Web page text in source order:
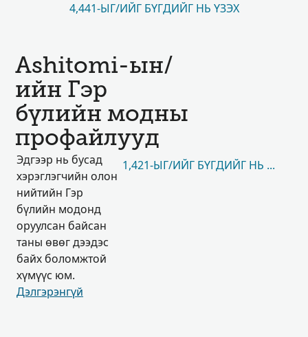
4,441-ЫГ/ИЙГ БҮГДИЙГ НЬ ҮЗЭХ
Ashitomi-ын/
ийн Гэр
бүлийн модны
профайлууд
Эдгээр нь бусад
хэрэглэгчийн олон
нийтийн Гэр
бүлийн модонд
оруулсан байсан
таны өвөг дээдэс
байх боломжтой
хүмүүс юм.
Дэлгэрэнгүй
1,421-ЫГ/ИЙГ БҮГДИЙГ НЬ ҮЗЭХ